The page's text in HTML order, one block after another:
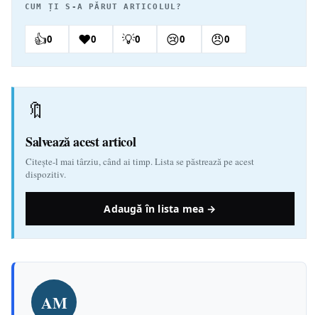
CUM ȚI S-A PĂRUT ARTICOLUL?
👍0 ❤️0 💡0 😢0 😠0
🔖
Salvează acest articol
Citește-l mai târziu, când ai timp. Lista se păstrează pe acest
dispozitiv.
Adaugă în lista mea →
AM